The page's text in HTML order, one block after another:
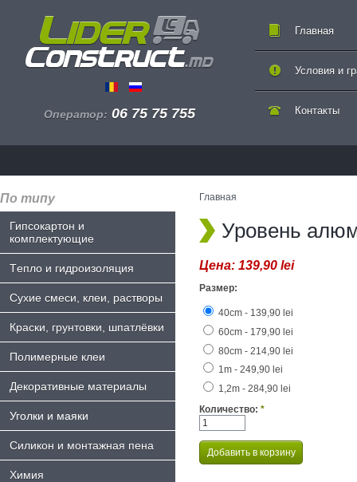
Оператор: 06 75 75 755
Главная
Контакты
Условия и
По типу
Гипсокартон и
комплектующие
Tепло и гидроизоляция
Сухие смеси, клеи, растворы
Краски, грунтовки, шпатлёвки
Полимерные клеи
Декоративные материалы
Уголки и маяки
Силикон и монтажная пена
Химия
Главная
Уровень
Цена: 139,90 lei
Размер:
40cm - 139,90 lei
60cm - 179,90 lei
80cm - 214,90 lei
1m - 249,90 lei
1,2m - 284,90 lei
Количество: *